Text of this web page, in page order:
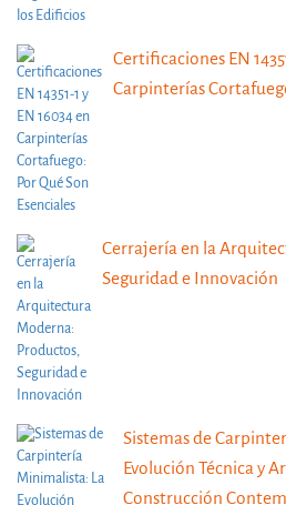
Certificaciones EN
Carpinterías
Cerrajería en la
Seguridad e Innovación
Sistemas de
Evolución Técnica y
Construcción